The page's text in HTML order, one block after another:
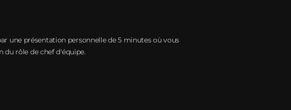
une présentation personnelle de 5 minutes où vous
du rôle de chef d'équipe.